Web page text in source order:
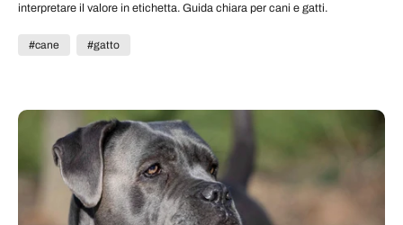
interpretare il valore in etichetta. Guida chiara per cani e gatti.
#cane #gatto